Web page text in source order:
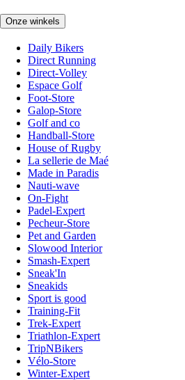
Onze winkels
Daily Bikers
Direct Running
Direct-Volley
Espace Golf
Foot-Store
Galop-Store
Golf and co
Handball-Store
House of Rugby
La sellerie de Maé
Made in Paradis
Nauti-wave
On-Fight
Padel-Expert
Pecheur-Store
Pet and Garden
Slowood Interior
Smash-Expert
Sneak'In
Sneakids
Sport is good
Training-Fit
Trek-Expert
Triathlon-Expert
TripNBikers
Vélo-Store
Winter-Expert